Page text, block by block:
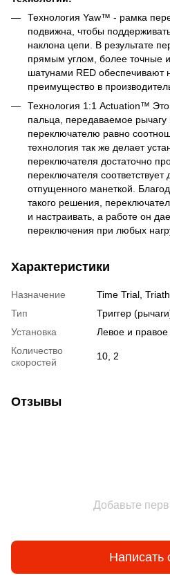
Технология Yaw™ - рамка
подвижна, чтобы
наклона цепи. В результате
прямым углом, более точные
шатунами RED обеспечивают
преимущество в
Технология 1:1 Actuation™
пальца, передаваемое
переключателю равно
технология так же делает
переключателя достаточно
переключателя соответствует
отпущенного манеткой.
такого решения,
и настраивать, а работе он
переключения при любых
Характеристики
Назначение
Time Trial,
Тип
Триггер
Установка
Левое и правое
Количество
скоростей
10, 2
Отзывы
Добавьте
Написать